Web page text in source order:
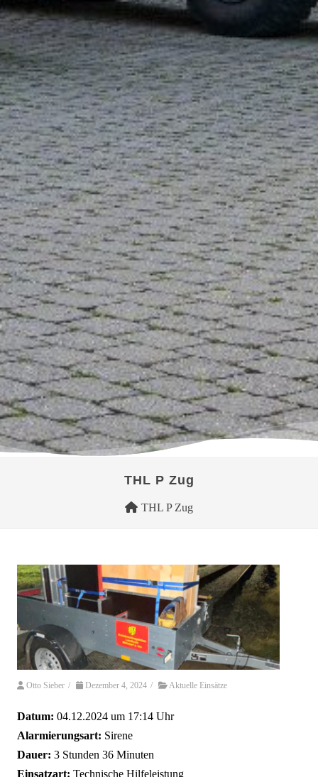
THL P Zug
THL P Zug
Otto Sieber / Dezember 4, 2024 / Aktuelle Einsätze
Datum: 04.12.2024 um 17:14 Uhr
Alarmierungsart: Sirene
Dauer: 3 Stunden 36 Minuten
Einsatzart: Technische Hilfeleistung